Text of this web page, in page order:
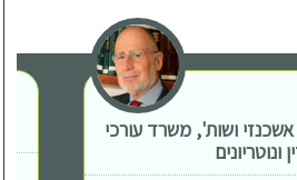
אשכנזי ושות', משרד עורכי
ונוטריונים